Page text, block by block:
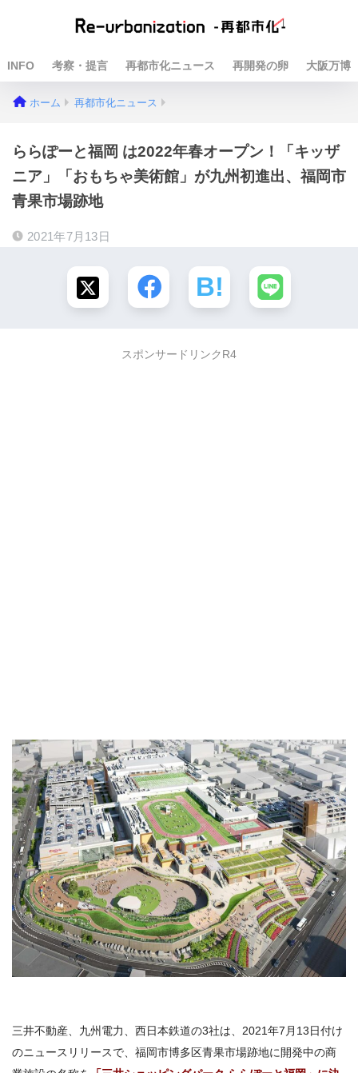
INFO 考察・提言 再都市化ニュース 再開発の卵 大阪万博
ホーム 再都市化ニュース
ららぽーと福岡 は2022年春オープン！「キッザ
ニア」「おもちゃ美術館」が九州初進出、福岡市
青果市場跡地
2021年7月13日
スポンサードリンクR4
三井不動産、九州電力、西日本鉄道の3社は、2021年7月13日付け
のニュースリリースで、福岡市博多区青果市場跡地に開発中の商